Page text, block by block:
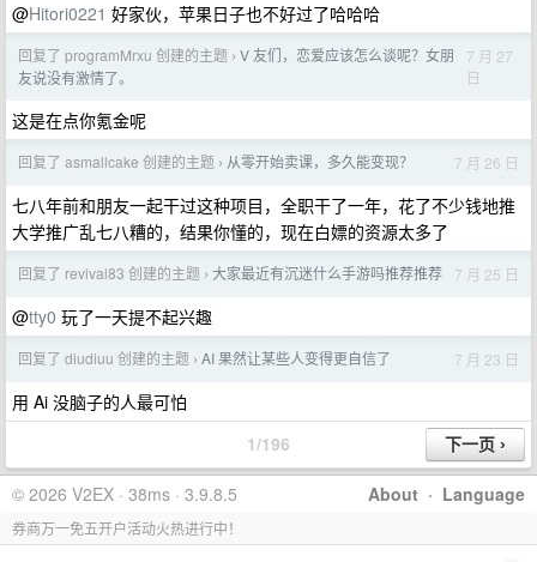
@Hitori0221 好家伙，苹果日子也不好过了哈哈哈
回复了 programMrxu 创建的主题 › V 友们，恋爱应该怎么谈呢？女朋
友说没有激情了。
7 月 27
日
这是在点你氪金呢
回复了 asmallcake 创建的主题 › 从零开始卖课，多久能变现？ 7 月 26 日
七八年前和朋友一起干过这种项目，全职干了一年，花了不少钱地推
大学推广乱七八糟的，结果你懂的，现在白嫖的资源太多了
回复了 revival83 创建的主题 › 大家最近有沉迷什么手游吗推荐推荐 7 月 25 日
@tty0 玩了一天提不起兴趣
回复了 diudiuu 创建的主题 › AI 果然让某些人变得更自信了 7 月 23 日
用 Ai 没脑子的人最可怕
1/196
About · Language
© 2026 V2EX · 38ms · 3.9.8.5
券商万一免五开户活动火热进行中！